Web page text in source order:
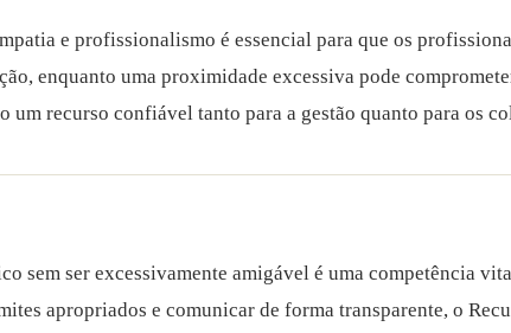
e profissionalismo é essencial para que os
enquanto uma proximidade excessiva pode
um recurso confiável tanto para a gestão quanto para os
sem ser excessivamente amigável é uma competência
apropriados e comunicar de forma transparente, o